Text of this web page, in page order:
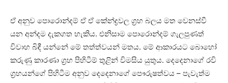
ඒ අනුව පොරොන්දම් ඒ ඒ කේන්ද්‍රවල ග්‍රහ බලය මත වෙනස්‌වී
යන අන්දම දැකගත හැකිය. එනිසාම පොරොන්දම් ගැලපුණත්
විවාහ බිඳී යන්නේ මේ තත්ත්වයන් මතය. මේ ආකාරයට බොහෝ
කරුණු කාරණා ග්‍රහ පිහිටීම් තුළින් විමසිය යුතුය. දෙදෙනාගේ රවි
ග්‍රහයන්ගේ පිහිටීම අනුව දෙදෙනාගේ පෞරුෂත්වය – පැවැත්ම